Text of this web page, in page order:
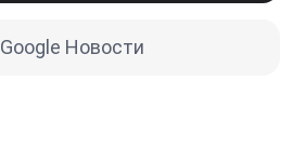
Google Новости